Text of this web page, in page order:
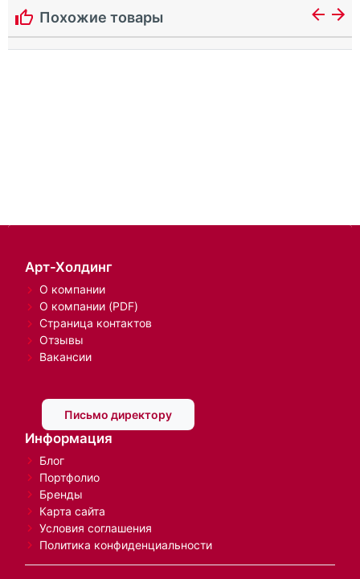
Похожие товары
Арт-Холдинг
О компании
О компании (PDF)
Страница контактов
Отзывы
Вакансии
Письмо директору
Информация
Блог
Портфолио
Бренды
Карта сайта
Условия соглашения
Политика конфиденциальности